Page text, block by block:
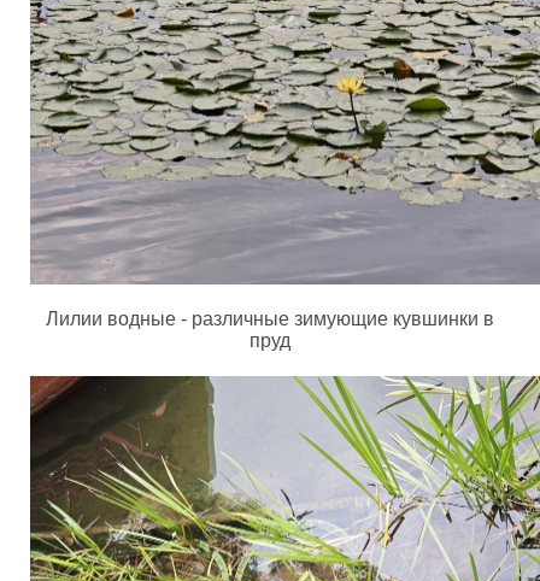
Лилии водные - различные зимующие кувшинки в
пруд